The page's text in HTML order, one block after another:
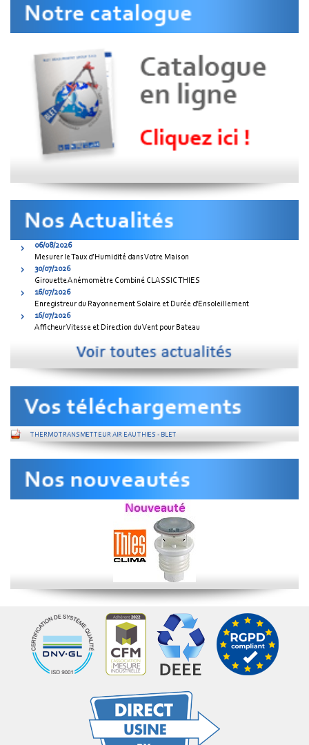
06/08/2026
Mesurer le Taux d’Humidité dans Votre Maison
30/07/2026
Girouette Anémomètre Combiné CLASSIC THIES
16/07/2026
Enregistreur du Rayonnement Solaire et Durée d'Ensoleillement
16/07/2026
Afficheur Vitesse et Direction du Vent pour Bateau
THERMO TRANSMETTEUR AIR EAU THIES - BLET